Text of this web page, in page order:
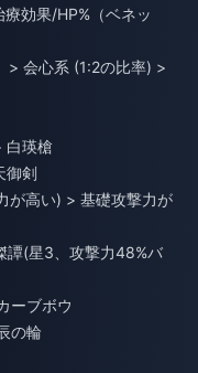
効果/HP%（ベネッ
> 会心系 (1:2の比率) >
白瑛槍
御剣
が高い) > 基礎攻撃力が
譚(星3、攻撃力48%バ
ーブボウ
の輪